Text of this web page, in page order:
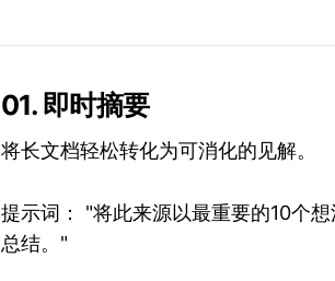
01. 即时摘要
将长文档轻松转化为可消化的见解。
提示词： "将此来源以最重要的10个
总结。"